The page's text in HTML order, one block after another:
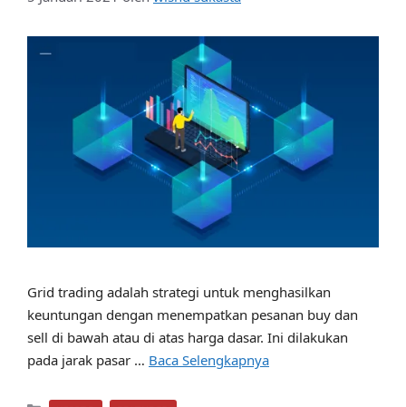
Grid trading adalah strategi untuk menghasilkan
keuntungan dengan menempatkan pesanan buy dan
sell di bawah atau di atas harga dasar. Ini dilakukan
pada jarak pasar … Baca Selengkapnya